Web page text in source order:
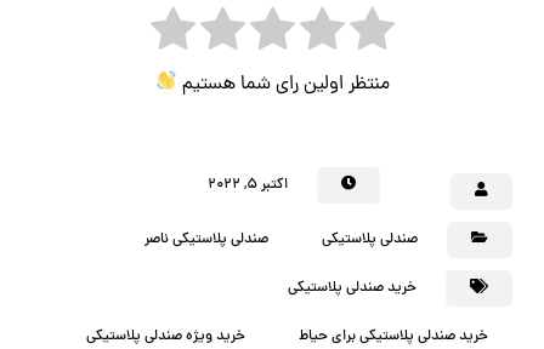
منتظر اولین رای شما هستیم
اکتبر ۵, ۲۰۲۲
صندلی پلاستیکی صندلی پلاستیکی ناصر
خرید صندلی پلاستیکی
خرید صندلی پلاستیکی برای حیاط خرید ویژه صندلی پلاستیکی